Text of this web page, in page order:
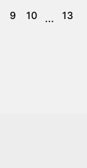
9 10 ... 13